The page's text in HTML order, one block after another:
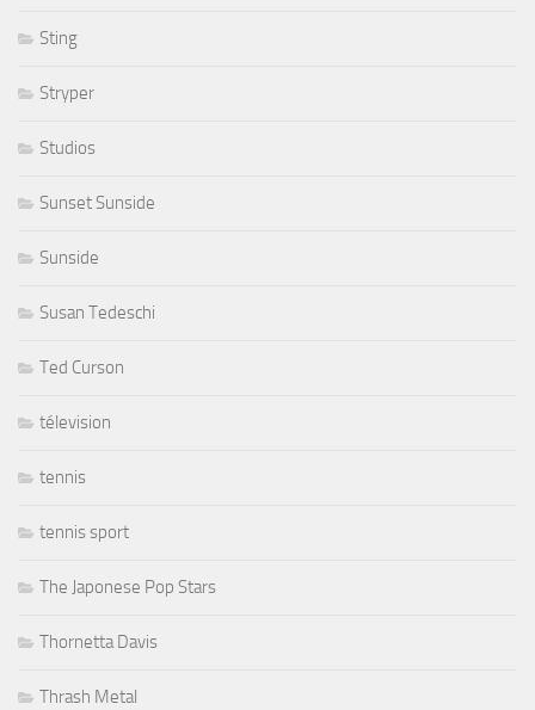
Sting
Stryper
Studios
Sunset Sunside
Sunside
Susan Tedeschi
Ted Curson
télevision
tennis
tennis sport
The Japonese Pop Stars
Thornetta Davis
Thrash Metal